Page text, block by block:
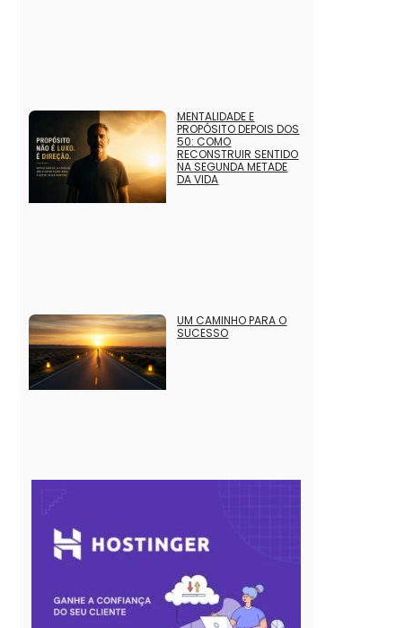
MENTALIDADE E
PROPÓSITO DEPOIS DOS
50: COMO
RECONSTRUIR SENTIDO
NA SEGUNDA METADE
DA VIDA
UM CAMINHO PARA O
SUCESSO